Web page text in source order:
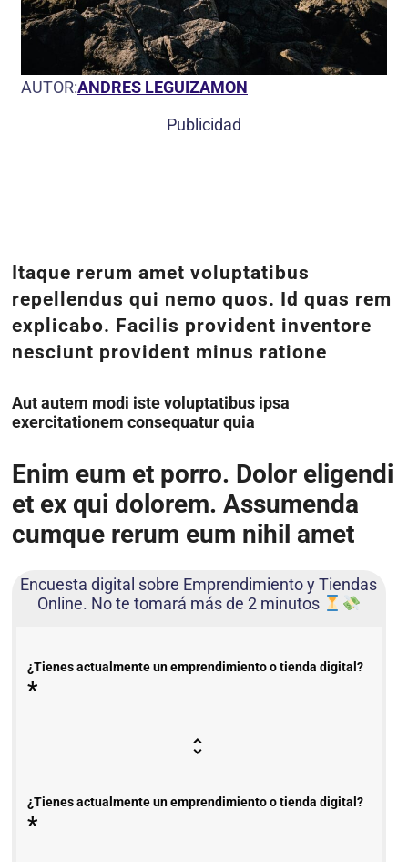
AUTOR:ANDRES LEGUIZAMON
Publicidad
Itaque rerum amet voluptatibus
repellendus qui nemo quos. Id quas rem
explicabo. Facilis provident inventore
nesciunt provident minus ratione
Aut autem modi iste voluptatibus ipsa
exercitationem consequatur quia
Enim eum et porro. Dolor eligendi
et ex qui dolorem. Assumenda
cumque rerum eum nihil amet
Encuesta digital sobre Emprendimiento y Tiendas
Online. No te tomará más de 2 minutos
¿Tienes actualmente un emprendimiento o tienda digital?
*
¿Tienes actualmente un emprendimiento o tienda digital?
*